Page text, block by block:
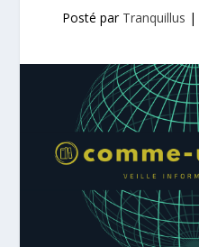
Posté par Tranquillus |